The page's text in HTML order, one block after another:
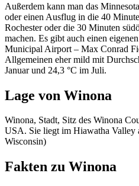
Außerdem kann man das
oder einen Ausflug in die 40
Rochester oder die 30 Minuten
machen. Es gibt auch einen
Municipal Airport – Max Conrad
Allgemeinen eher mild mit
Januar und 24,3 °C im Juli.
Lage von Winona
Winona, Stadt, Sitz des Winona
USA. Sie liegt im Hiawatha Valley
Wisconsin)
Fakten zu Winona